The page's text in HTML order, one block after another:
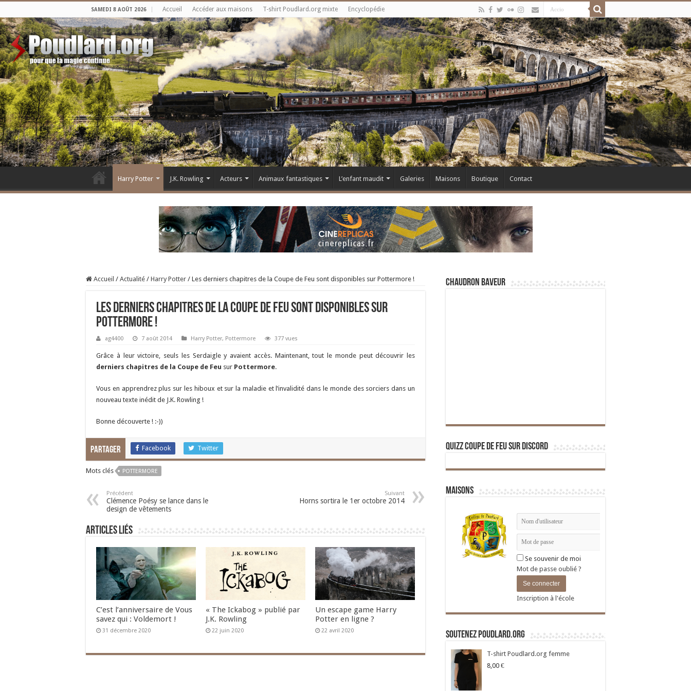
SAMEDI 8 AOÛT 2026 Accueil Accéder aux maisons T-shirt Poudlard.org mixte Encyclopédie
Harry Potter J.K. Rowling Acteurs Animaux fantastiques L’enfant maudit Galeries Maisons Boutique Contact
Accueil / Actualité / Harry Potter / Les derniers chapitres de la Coupe de Feu sont disponibles sur Pottermore !
Les derniers chapitres de la Coupe de Feu sont disponibles sur
Pottermore !
ag4400 7 août 2014 Harry Potter, Pottermore 377 vues
Grâce à leur victoire, seuls les Serdaigle y avaient accès. Maintenant, tout le monde peut découvrir les
derniers chapitres de la Coupe de Feu sur Pottermore.
Vous en apprendrez plus sur les hiboux et sur la maladie et l’invalidité dans le monde des sorciers dans un
nouveau texte inédit de J.K. Rowling !
Bonne découverte ! :-))
Partager Facebook Twitter
Mots clés POTTERMORE
Précédent
Clémence Poésy se lance dans le
design de vêtements
Suivant
Horns sortira le 1er octobre 2014
Articles liés
C’est l’anniversaire de Vous
savez qui : Voldemort !
31 décembre 2020
« The Ickabog » publié par
J.K. Rowling
22 juin 2020
Un escape game Harry
Potter en ligne ?
22 avril 2020
Chaudron Baveur
Quizz Coupe de Feu sur Discord
Maisons
Se souvenir de moi
Mot de passe oublié ?
Inscription à l'école
Soutenez Poudlard.org
T-shirt Poudlard.org femme
8,00 €